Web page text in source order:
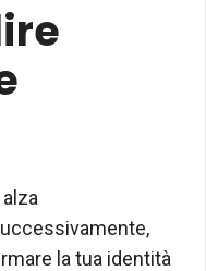
la tua identità